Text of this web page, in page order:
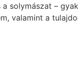
–
valamint a